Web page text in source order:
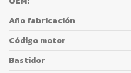
Año fabricación
Código motor
Bastidor